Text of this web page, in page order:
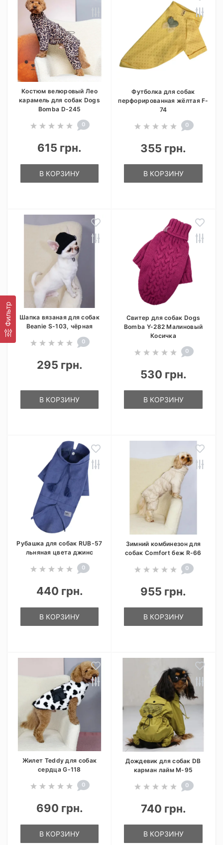
Фильтр
Костюм велюровый Лео
карамель для собак Dogs
Bomba D-245
0
615 грн.
В КОРЗИНУ
Футболка для собак
перфорированная жёлтая F-
74
0
355 грн.
В КОРЗИНУ
Шапка вязаная для собак
Beanie S-103, чёрная
0
295 грн.
В КОРЗИНУ
Свитер для собак Dogs
Bomba Y-282 Малиновый
Косичка
0
530 грн.
В КОРЗИНУ
Рубашка для собак RUB-57
льняная цвета джинс
0
440 грн.
В КОРЗИНУ
Зимний комбинезон для
собак Comfort беж R-66
0
955 грн.
В КОРЗИНУ
Жилет Teddy для собак
сердца G-118
0
690 грн.
В КОРЗИНУ
Дождевик для собак DB
карман лайм M-95
0
740 грн.
В КОРЗИНУ